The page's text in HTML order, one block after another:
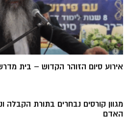
אירוע סיום הזוהר הקדוש – בית
מגוון קורסים נבחרים בתורת הקבלה
האדם